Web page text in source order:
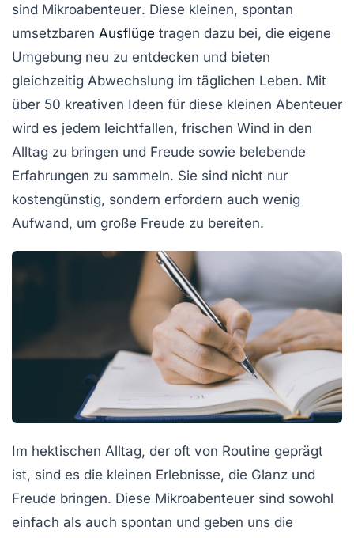
sind Mikroabenteuer. Diese kleinen, spontan
umsetzbaren Ausflüge tragen dazu bei, die eigene
Umgebung neu zu entdecken und bieten
gleichzeitig Abwechslung im täglichen Leben. Mit
über 50 kreativen Ideen für diese kleinen Abenteuer
wird es jedem leichtfallen, frischen Wind in den
Alltag zu bringen und Freude sowie belebende
Erfahrungen zu sammeln. Sie sind nicht nur
kostengünstig, sondern erfordern auch wenig
Aufwand, um große Freude zu bereiten.
Im hektischen Alltag, der oft von Routine geprägt
ist, sind es die kleinen Erlebnisse, die Glanz und
Freude bringen. Diese Mikroabenteuer sind sowohl
einfach als auch spontan und geben uns die